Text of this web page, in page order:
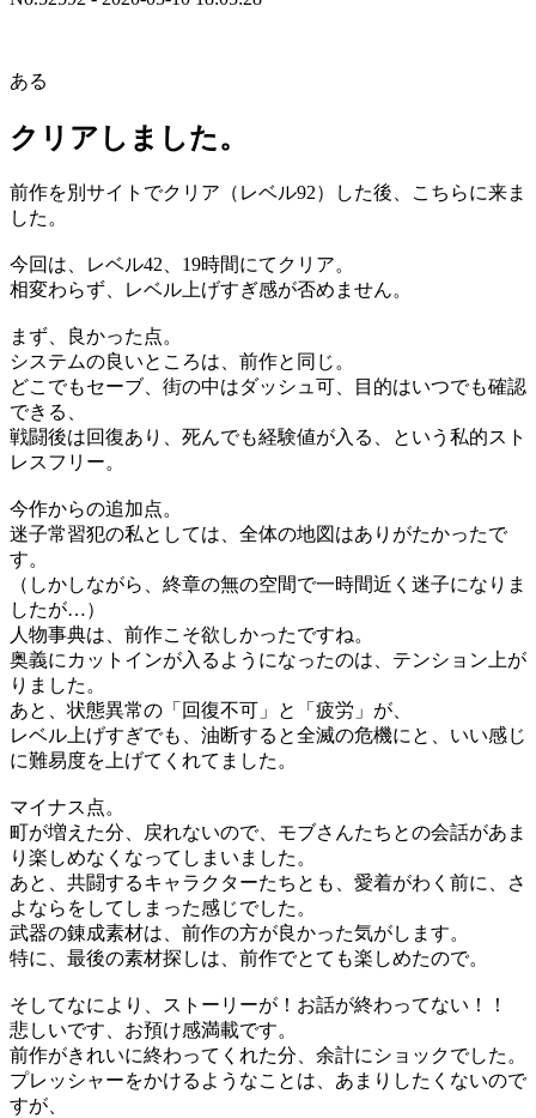
ある
クリアしました。
前作を別サイトでクリア（レベル92）した後、こちらに来ま
した。
今回は、レベル42、19時間にてクリア。
相変わらず、レベル上げすぎ感が否めません。
まず、良かった点。
システムの良いところは、前作と同じ。
どこでもセーブ、街の中はダッシュ可、目的はいつでも確認
できる、
戦闘後は回復あり、死んでも経験値が入る、という私的スト
レスフリー。
今作からの追加点。
迷子常習犯の私としては、全体の地図はありがたかったで
す。
（しかしながら、終章の無の空間で一時間近く迷子になりま
したが…）
人物事典は、前作こそ欲しかったですね。
奥義にカットインが入るようになったのは、テンション上が
りました。
あと、状態異常の「回復不可」と「疲労」が、
レベル上げすぎでも、油断すると全滅の危機にと、いい感じ
に難易度を上げてくれてました。
マイナス点。
町が増えた分、戻れないので、モブさんたちとの会話があま
り楽しめなくなってしまいました。
あと、共闘するキャラクターたちとも、愛着がわく前に、さ
よならをしてしまった感じでした。
武器の錬成素材は、前作の方が良かった気がします。
特に、最後の素材探しは、前作でとても楽しめたので。
そしてなにより、ストーリーが！お話が終わってない！！
悲しいです、お預け感満載です。
前作がきれいに終わってくれた分、余計にショックでした。
プレッシャーをかけるようなことは、あまりしたくないので
すが、